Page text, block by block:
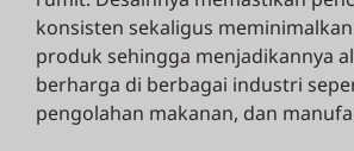
konsisten sekaligus
produk sehingga menjadikannya
berharga di berbagai industri
pengolahan makanan, dan